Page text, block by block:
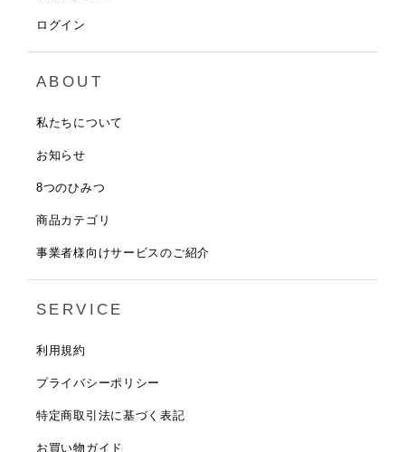
ログイン
ABOUT
私たちについて
お知らせ
8つのひみつ
商品カテゴリ
事業者様向けサービスのご紹介
SERVICE
利用規約
プライバシーポリシー
特定商取引法に基づく表記
お買い物ガイド